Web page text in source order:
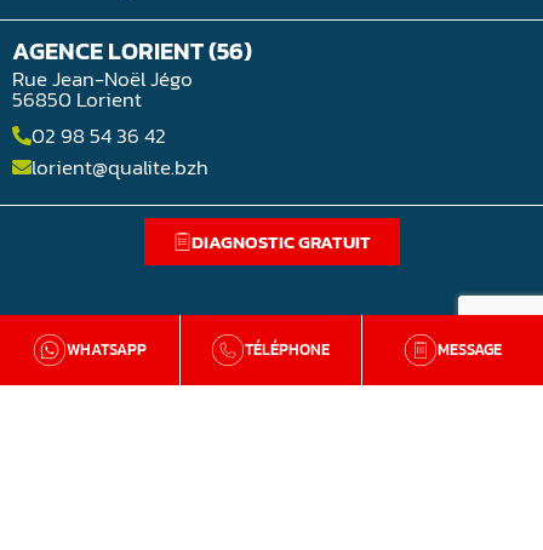
WHATSAPP TÉLÉPHONE MESSAGE
AGENCE LORIENT (56)
Rue Jean-Noël Jégo
56850 Lorient
02 98 54 36 42
lorient@qualite.bzh
DIAGNOSTIC GRATUIT